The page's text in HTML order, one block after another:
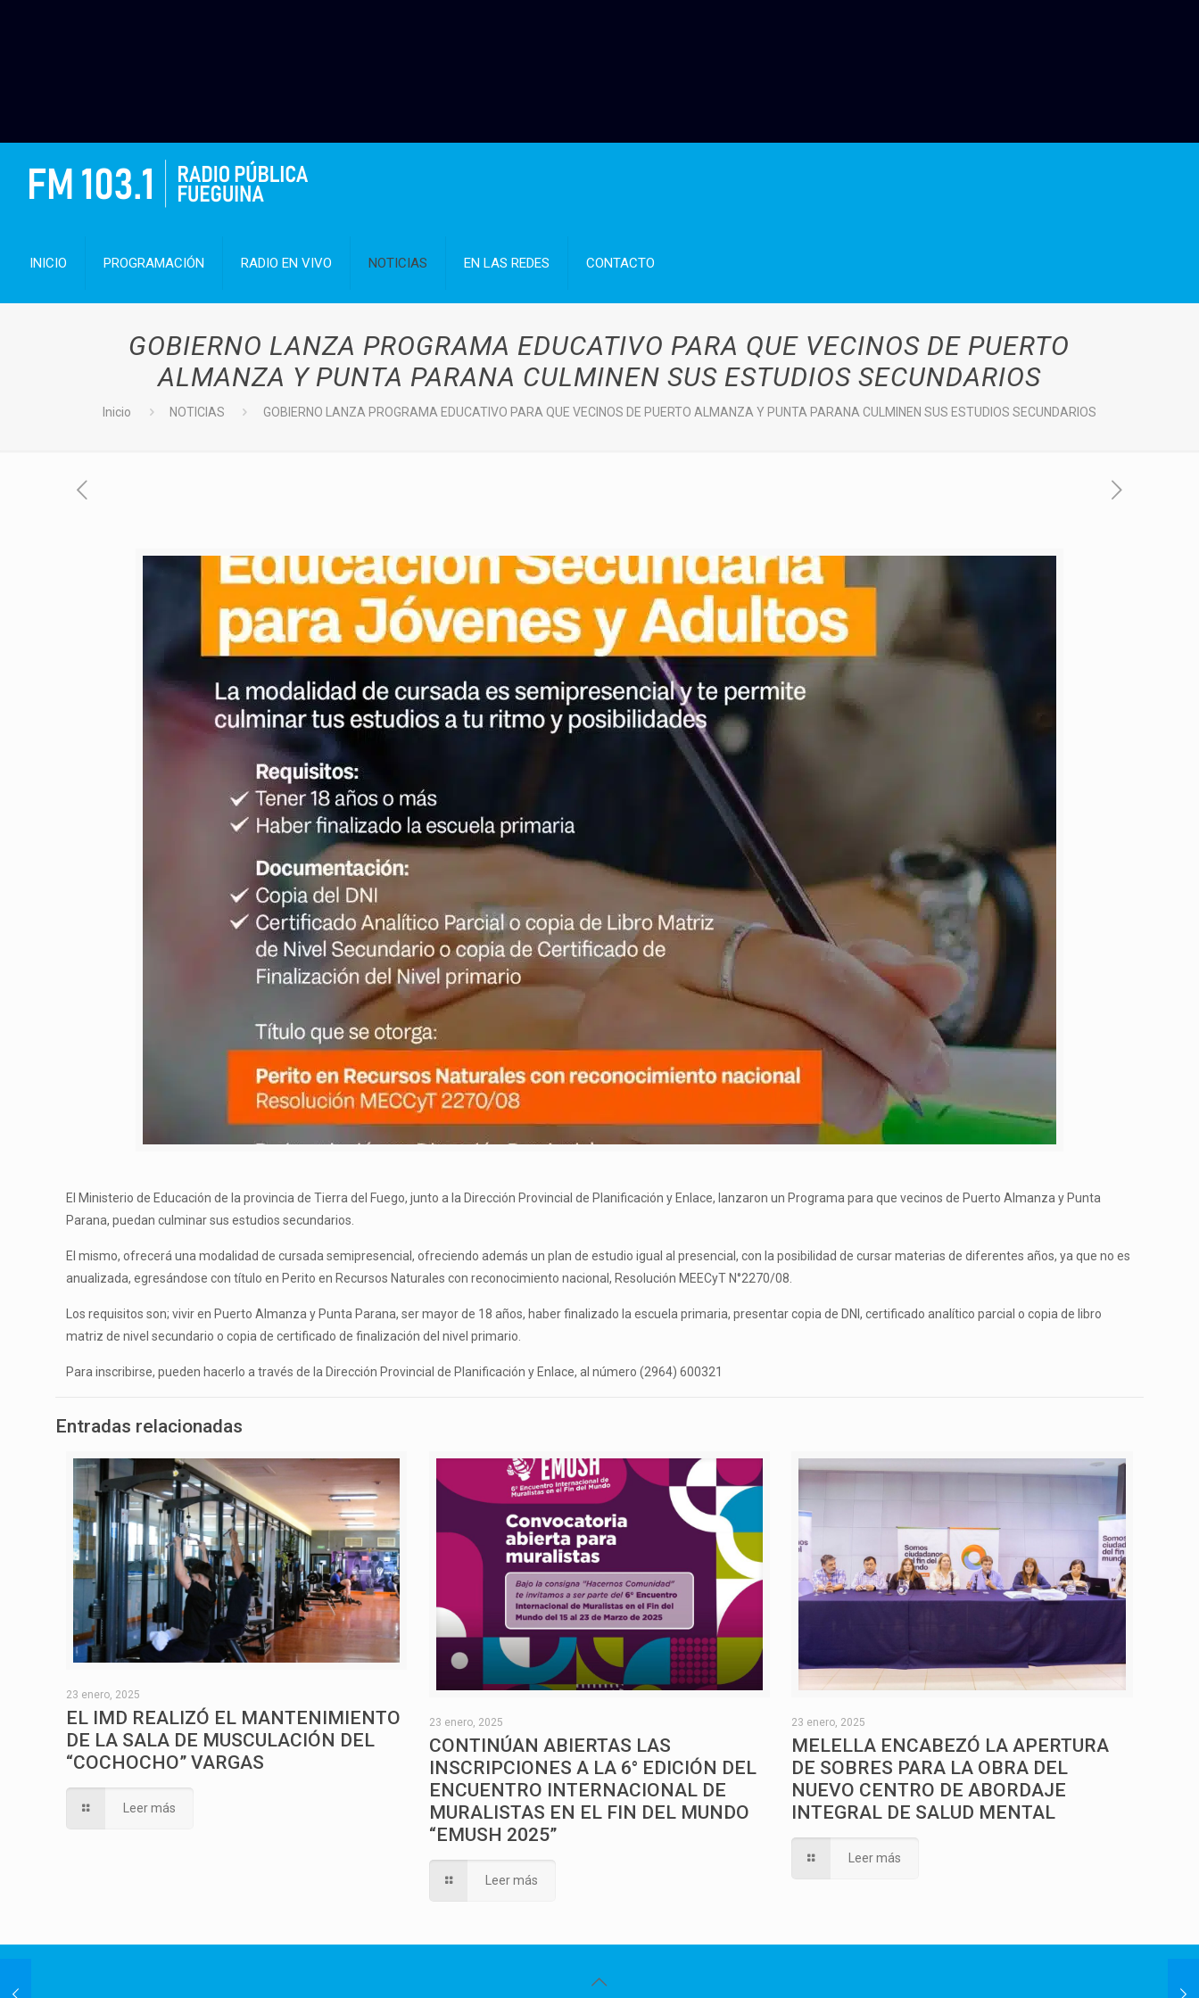
INICIO PROGRAMACIÓN RADIO EN VIVO NOTICIAS EN LAS REDES CONTACTO
GOBIERNO LANZA PROGRAMA EDUCATIVO PARA QUE VECINOS DE PUERTO
ALMANZA Y PUNTA PARANA CULMINEN SUS ESTUDIOS SECUNDARIOS
Inicio NOTICIAS GOBIERNO LANZA PROGRAMA EDUCATIVO PARA QUE VECINOS DE PUERTO ALMANZA Y PUNTA PARANA CULMINEN SUS ESTUDIOS SECUNDARIOS
El Ministerio de Educación de la provincia de Tierra del Fuego, junto a la Dirección Provincial de Planificación y Enlace, lanzaron un Programa para que vecinos de Puerto Almanza y Punta
Parana, puedan culminar sus estudios secundarios.
El mismo, ofrecerá una modalidad de cursada semipresencial, ofreciendo además un plan de estudio igual al presencial, con la posibilidad de cursar materias de diferentes años, ya que no es
anualizada, egresándose con título en Perito en Recursos Naturales con reconocimiento nacional, Resolución MEECyT N°2270/08.
Los requisitos son; vivir en Puerto Almanza y Punta Parana, ser mayor de 18 años, haber finalizado la escuela primaria, presentar copia de DNI, certificado analítico parcial o copia de libro
matriz de nivel secundario o copia de certificado de finalización del nivel primario.
Para inscribirse, pueden hacerlo a través de la Dirección Provincial de Planificación y Enlace, al número (2964) 600321
Entradas relacionadas
23 enero, 2025
EL IMD REALIZÓ EL MANTENIMIENTO
DE LA SALA DE MUSCULACIÓN DEL
“COCHOCHO” VARGAS
Leer más
23 enero, 2025
CONTINÚAN ABIERTAS LAS
INSCRIPCIONES A LA 6° EDICIÓN DEL
ENCUENTRO INTERNACIONAL DE
MURALISTAS EN EL FIN DEL MUNDO
“EMUSH 2025”
Leer más
23 enero, 2025
MELELLA ENCABEZÓ LA APERTURA
DE SOBRES PARA LA OBRA DEL
NUEVO CENTRO DE ABORDAJE
INTEGRAL DE SALUD MENTAL
Leer más